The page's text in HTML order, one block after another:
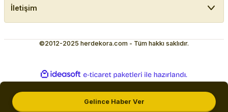
Gelince Haber Ver
İletişim
©2012-2025 herdekora.com - Tüm hakkı saklıdır.
ideasoft
e-
ticaret
hazırlandı.